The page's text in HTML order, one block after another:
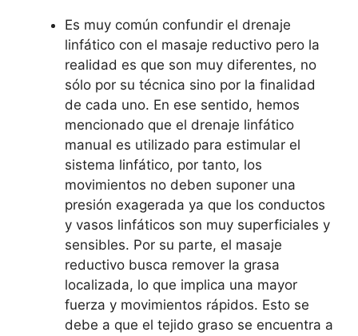
Es muy común confundir el drenaje
linfático con el masaje reductivo pero la
realidad es que son muy diferentes, no
sólo por su técnica sino por la finalidad
de cada uno. En ese sentido, hemos
mencionado que el drenaje linfático
manual es utilizado para estimular el
sistema linfático, por tanto, los
movimientos no deben suponer una
presión exagerada ya que los conductos
y vasos linfáticos son muy superficiales y
sensibles. Por su parte, el masaje
reductivo busca remover la grasa
localizada, lo que implica una mayor
fuerza y movimientos rápidos. Esto se
debe a que el tejido graso se encuentra a